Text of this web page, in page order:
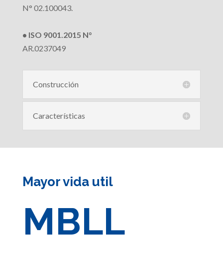
N° 02.100043.
• ISO 9001.2015 N°
AR.0237049
Construcción
Características
Mayor vida util
MBLL